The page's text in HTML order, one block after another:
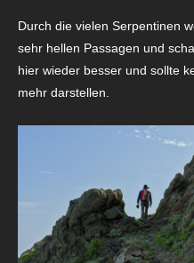
Durch die vielen Serpentinen
sehr hellen Passagen und
hier wieder besser und sollte
mehr darstellen.